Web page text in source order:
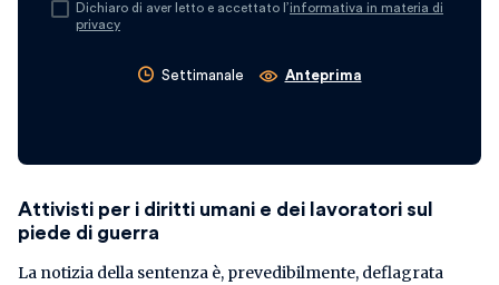
Dichiaro di aver letto e accettato l’informativa in materia di
privacy
Settimanale Anteprima
Attivisti per i diritti umani e dei lavoratori sul
piede di guerra
La notizia della sentenza è, prevedibilmente, deflagrata